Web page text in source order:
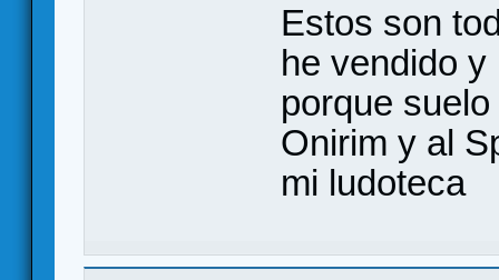
Estos son
he vendido
porque
Onirim y al
mi ludoteca